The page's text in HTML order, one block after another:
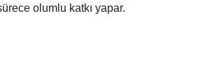
olumlu katkı yapar.